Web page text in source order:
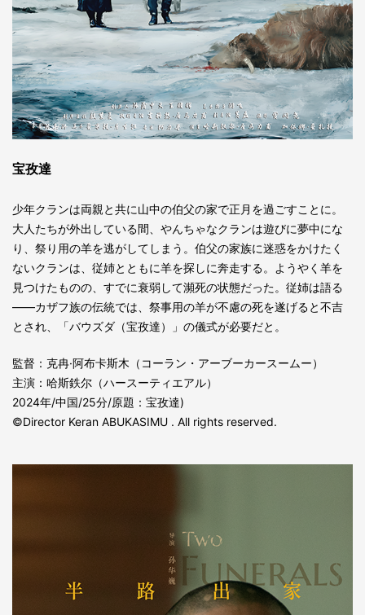
宝孜達
少年クランは両親と共に山中の伯父の家で正月を過ごすことに。
大人たちが外出している間、やんちゃなクランは遊びに夢中にな
り、祭り用の羊を逃がしてしまう。伯父の家族に迷惑をかけたく
ないクランは、従姉とともに羊を探しに奔走する。ようやく羊を
見つけたものの、すでに衰弱して瀕死の状態だった。従姉は語る
――カザフ族の伝統では、祭事用の羊が不慮の死を遂げると不吉
とされ、「バウズダ（宝孜達）」の儀式が必要だと。
監督：克冉·阿布卡斯木（コーラン・アーブーカースームー）
主演：哈斯鉄尔（ハースーティエアル）
2024年/中国/25分/原題：宝孜達)
©Director Keran ABUKASIMU . All rights reserved.